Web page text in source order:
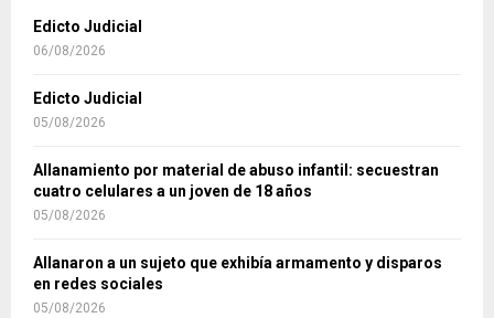
Edicto Judicial
06/08/2026
Edicto Judicial
05/08/2026
Allanamiento por material de abuso infantil: secuestran
cuatro celulares a un joven de 18 años
05/08/2026
Allanaron a un sujeto que exhibía armamento y disparos
en redes sociales
05/08/2026